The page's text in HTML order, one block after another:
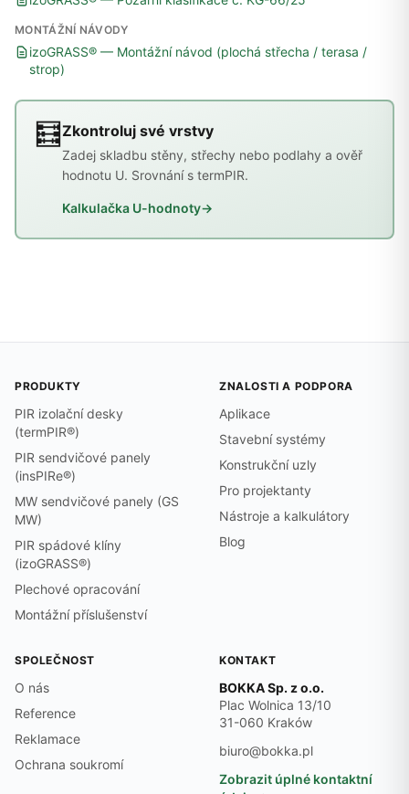
MONTÁŽNÍ NÁVODY
izoGRASS® — Montážní návod (plochá střecha / terasa /
strop)
🧮Zkontroluj své vrstvy
Zadej skladbu stěny, střechy nebo podlahy a ověř
hodnotu U. Srovnání s termPIR.
Kalkulačka U-hodnoty→
PRODUKTY
PIR izolační desky
(termPIR®)
PIR sendvičové panely
(insPIRe®)
MW sendvičové panely (GS
MW)
PIR spádové klíny
(izoGRASS®)
Plechové opracování
Montážní příslušenství
ZNALOSTI A PODPORA
Aplikace
Stavební systémy
Konstrukční uzly
Pro projektanty
Nástroje a kalkulátory
Blog
SPOLEČNOST
O nás
Reference
Reklamace
Ochrana soukromí
KONTAKT
BOKKA Sp. z o.o.
Plac Wolnica 13/10
31-060 Kraków
biuro@bokka.pl
Zobrazit úplné kontaktní